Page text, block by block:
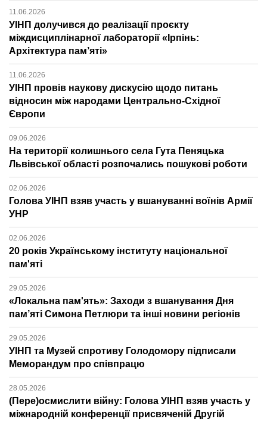
11.06.2026
УІНП долучився до реалізації проєкту
міждисциплінарної лабораторії «Ірпінь:
Архітектура пам’яті»
11.06.2026
УІНП провів наукову дискусію щодо питань
відносин між народами Центрально-Східної
Європи
09.06.2026
На території колишнього села Гута Пеняцька
Львівської області розпочались пошукові роботи
02.06.2026
Голова УІНП взяв участь у вшануванні воїнів Армії
УНР
02.06.2026
20 років Українському інституту національної
пам'яті
29.05.2026
«Локальна пам'ять»: Заходи з вшанування Дня
пам’яті Симона Петлюри та інші новини регіонів
29.05.2026
УІНП та Музей спротиву Голодомору підписали
Меморандум про співпрацю
28.05.2026
(Пере)осмислити війну: Голова УІНП взяв участь у
міжнародній конференції присвяченій Другій